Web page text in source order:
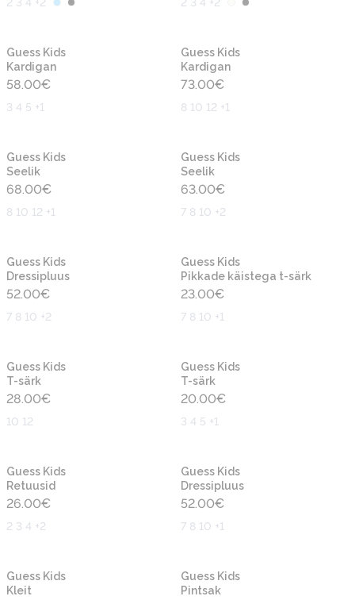
Guess Kids
Kardigan
58.00€
3 4 5 +1
Guess Kids
Kardigan
73.00€
8 10 12 +1
Guess Kids
Seelik
68.00€
8 10 12 +1
Guess Kids
Seelik
63.00€
7 8 10 +2
Guess Kids
Dressipluus
52.00€
7 8 10 +2
Guess Kids
Pikkade käistega t-särk
23.00€
7 8 10 +1
Guess Kids
T-särk
28.00€
10 12
Guess Kids
T-särk
20.00€
3 4 5 +1
Guess Kids
Retuusid
26.00€
2 3 4 +2
Guess Kids
Dressipluus
52.00€
7 8 10 +1
Guess Kids
Kleit
Guess Kids
Pintsak